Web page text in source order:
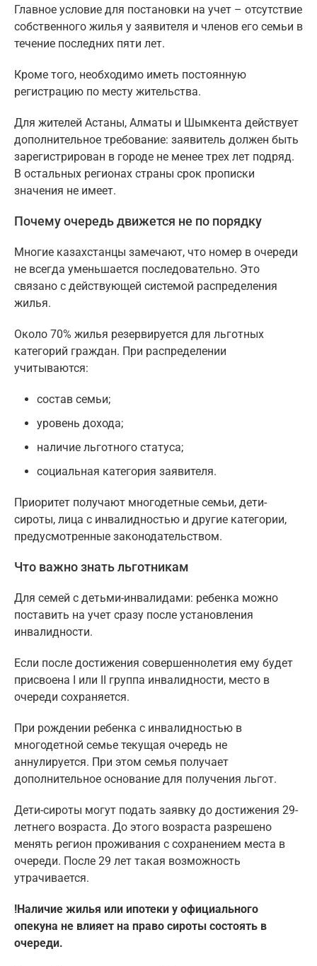
Главное условие для постановки на учет – отсутствие
собственного жилья у заявителя и членов его семьи в
течение последних пяти лет.
Кроме того, необходимо иметь постоянную
регистрацию по месту жительства.
Для жителей Астаны, Алматы и Шымкента действует
дополнительное требование: заявитель должен быть
зарегистрирован в городе не менее трех лет подряд.
В остальных регионах страны срок прописки
значения не имеет.
Почему очередь движется не по порядку
Многие казахстанцы замечают, что номер в очереди
не всегда уменьшается последовательно. Это
связано с действующей системой распределения
жилья.
Около 70% жилья резервируется для льготных
категорий граждан. При распределении
учитываются:
состав семьи;
уровень дохода;
наличие льготного статуса;
социальная категория заявителя.
Приоритет получают многодетные семьи, дети-
сироты, лица с инвалидностью и другие категории,
предусмотренные законодательством.
Что важно знать льготникам
Для семей с детьми-инвалидами: ребенка можно
поставить на учет сразу после установления
инвалидности.
Если после достижения совершеннолетия ему будет
присвоена I или II группа инвалидности, место в
очереди сохраняется.
При рождении ребенка с инвалидностью в
многодетной семье текущая очередь не
аннулируется. При этом семья получает
дополнительное основание для получения льгот.
Дети-сироты могут подать заявку до достижения 29-
летнего возраста. До этого возраста разрешено
менять регион проживания с сохранением места в
очереди. После 29 лет такая возможность
утрачивается.
!Наличие жилья или ипотеки у официального
опекуна не влияет на право сироты состоять в
очереди.